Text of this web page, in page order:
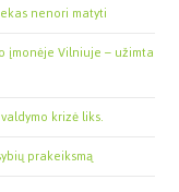
nenori matyti
įmonėje Vilniuje – užimta
krizė liks.
prakeiksmą